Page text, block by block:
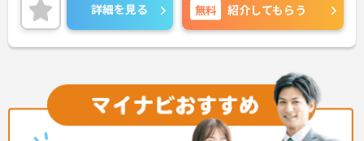
詳細を見る 無料 紹介してもらう